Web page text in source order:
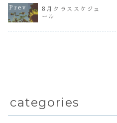
ススケジュール●
スケジュールの赤
丸○の部分は、
プライベートレッ
8月クラススケジュ
ール
categories